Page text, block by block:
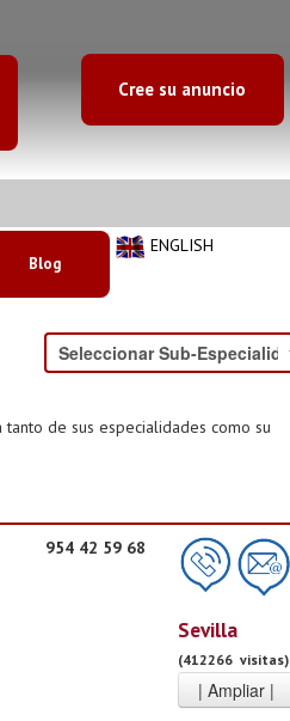
Cree su anuncio
ENGLISH
Blog
de sus especialidades como su
954 42 59 68
Sevilla
(412266 visitas)